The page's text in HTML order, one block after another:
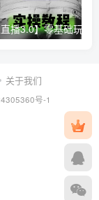
关于我们
号-1